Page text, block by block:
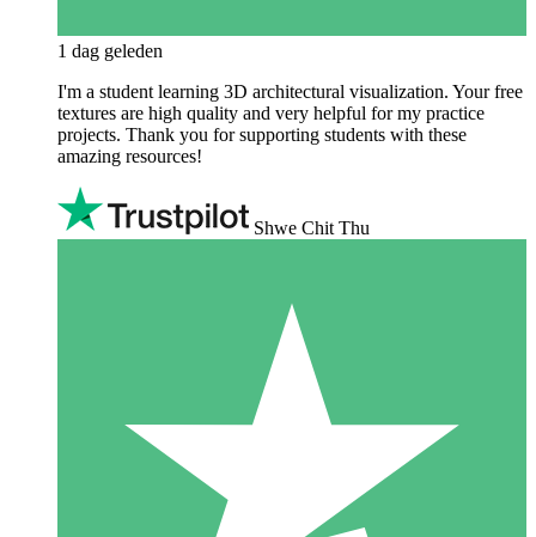
1 dag geleden
I'm a student learning 3D architectural visualization. Your free
textures are high quality and very helpful for my practice
projects. Thank you for supporting students with these
amazing resources!
Shwe Chit Thu